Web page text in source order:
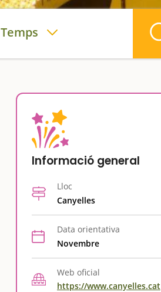
Temps
Informació general
Lloc
Canyelles
Data orientativa
Novembre
Web oficial
https://www.canyelles.cat